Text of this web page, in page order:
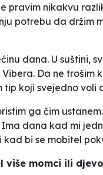
pravim nikakvu
potrebu da držim
dana. U suštini,
Da ne trošim
tip koji svejedno
ga čim
dana kad mi
bi se mobitel
više momci ili